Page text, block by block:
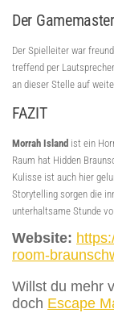
Der Gamemaster
Der Spielleiter war
treffend per
an dieser Stelle auf
FAZIT
Morrah Island ist ein
Raum hat Hidden
Kulisse ist auch hier
Storytelling sorgen die
unterhaltsame Stunde
Website:
room-
Willst du mehr
doch Escape